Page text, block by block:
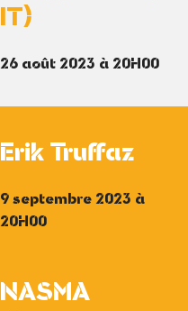
IT)
26 août 2023 à 20H00
Erik Truffaz
9 septembre 2023 à
20H00
NASMA